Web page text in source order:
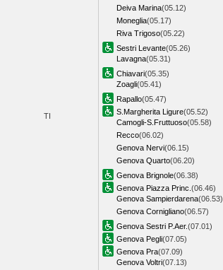
TI
Deiva Marina(05.12)
Moneglia(05.17)
Riva Trigoso(05.22)
Sestri Levante(05.26)
Lavagna(05.31)
Chiavari(05.35)
Zoagli(05.41)
Rapallo(05.47)
S.Margherita Ligure(05.52)
Camogli-S.Fruttuoso(05.58)
Recco(06.02)
Genova Nervi(06.15)
Genova Quarto(06.20)
Genova Brignole(06.38)
Genova Piazza Princ. (06.46)
Genova Sampierdarena(06.53)
Genova Cornigliano(06.57)
Genova Sestri P.Aer.(07.01)
Genova Pegli(07.05)
Genova Pra(07.09)
Genova Voltri(07.13)